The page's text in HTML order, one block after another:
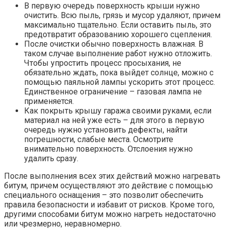
В первую очередь поверхность крыши нужно
очистить. Всю пыль, грязь и мусор удаляют, причем
максимально тщательно. Если оставить пыль, это
предотвратит образованию хорошего сцепления.
После очистки обычно поверхность влажная. В
таком случае выполнение работ нужно отложить.
Чтобы упростить процесс просыхания, не
обязательно ждать, пока выйдет солнце, можно с
помощью паяльной лампы ускорить этот процесс.
Единственное ограничение – газовая лампа не
применяется.
Как покрыть крышу гаража своими руками, если
материал на ней уже есть – для этого в первую
очередь нужно установить дефекты, найти
погрешности, слабые места. Осмотрите
внимательно поверхность. Отслоения нужно
удалить сразу.
После выполнения всех этих действий можно нагревать
битум, причем осуществляют это действие с помощью
специального оснащения – это позволит обеспечить
правила безопасности и избавит от рисков. Кроме того,
другими способами битум можно нагреть недостаточно
или чрезмерно, неравномерно.